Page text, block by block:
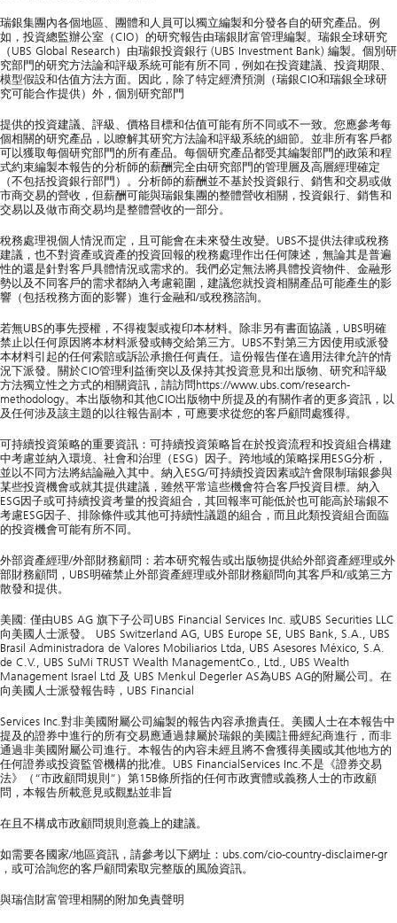
瑞銀集團內各個地區、團體和人員可以獨立編製和分發各自的研究產品。例
如，投資總監辦公室（CIO）的研究報告由瑞銀財富管理編製。瑞銀全球研究
（UBS Global Research）由瑞銀投資銀行 (UBS Investment Bank) 編製。個別研
究部門的研究方法論和評級系統可能有所不同，例如在投資建議、投資期限、
模型假設和估值方法方面。因此，除了特定經濟預測（瑞銀CIO和瑞銀全球研
究可能合作提供）外，個別研究部門
提供的投資建議、評級、價格目標和估值可能有所不同或不一致。您應參考每
個相關的研究產品，以瞭解其研究方法論和評級系統的細節。並非所有客戶都
可以獲取每個研究部門的所有產品。每個研究產品都受其編製部門的政策和程
式約束編製本報告的分析師的薪酬完全由研究部門的管理層及高層經理確定
（不包括投資銀行部門）。分析師的薪酬並不基於投資銀行、銷售和交易或做
市商交易的營收，但薪酬可能與瑞銀集團的整體營收相關，投資銀行、銷售和
交易以及做市商交易均是整體營收的一部分。
稅務處理視個人情況而定，且可能會在未來發生改變。UBS不提供法律或稅務
建議，也不對資產或資產的投資回報的稅務處理作出任何陳述，無論其是普遍
性的還是針對客戶具體情況或需求的。我們必定無法將具體投資物件、金融形
勢以及不同客戶的需求都納入考慮範圍，建議您就投資相關產品可能產生的影
響（包括稅務方面的影響）進行金融和/或稅務諮詢。
若無UBS的事先授權，不得複製或複印本材料。除非另有書面協議，UBS明確
禁止以任何原因將本材料派發或轉交給第三方。UBS不對第三方因使用或派發
本材料引起的任何索賠或訴訟承擔任何責任。這份報告僅在適用法律允許的情
況下派發。關於CIO管理利益衝突以及保持其投資意見和出版物、研究和評級
方法獨立性之方式的相關資訊，請訪問https://www.ubs.com/research-
methodology。本出版物和其他CIO出版物中所提及的有關作者的更多資訊，以
及任何涉及該主題的以往報告副本，可應要求從您的客戶顧問處獲得。
可持續投資策略的重要資訊：可持續投資策略旨在於投資流程和投資組合構建
中考慮並納入環境、社會和治理（ESG）因子。跨地域的策略採用ESG分析，
並以不同方法將結論融入其中。納入ESG/可持續投資因素或許會限制瑞銀參與
某些投資機會或就其提供建議，雖然平常這些機會符合客戶投資目標。納入
ESG因子或可持續投資考量的投資組合，其回報率可能低於也可能高於瑞銀不
考慮ESG因子、排除條件或其他可持續性議題的組合，而且此類投資組合面臨
的投資機會可能有所不同。
外部資產經理/外部財務顧問：若本研究報告或出版物提供給外部資產經理或外
部財務顧問，UBS明確禁止外部資產經理或外部財務顧問向其客戶和/或第三方
散發和提供。
美國: 僅由UBS AG 旗下子公司UBS Financial Services Inc. 或UBS Securities LLC
向美國人士派發。 UBS Switzerland AG, UBS Europe SE, UBS Bank, S.A., UBS
Brasil Administradora de Valores Mobiliarios Ltda, UBS Asesores México, S.A.
de C.V., UBS SuMi TRUST Wealth ManagementCo., Ltd., UBS Wealth
Management Israel Ltd 及 UBS Menkul Degerler AS為UBS AG的附屬公司。在
向美國人士派發報告時，UBS Financial
Services Inc.對非美國附屬公司編製的報告內容承擔責任。美國人士在本報告中
提及的證券中進行的所有交易應通過隸屬於瑞銀的美國註冊經紀商進行，而非
通過非美國附屬公司進行。本報告的內容未經且將不會獲得美國或其他地方的
任何證券或投資監管機構的批准。UBS FinancialServices Inc.不是《證券交易
法》（“市政顧問規則”）第15B條所指的任何市政實體或義務人士的市政顧
問，本報告所載意見或觀點並非旨
在且不構成市政顧問規則意義上的建議。
如需要各國家/地區資訊，請參考以下網址：ubs.com/cio-country-disclaimer-gr
，或可洽詢您的客戶顧問索取完整版的風險資訊。
與瑞信財富管理相關的附加免責聲明